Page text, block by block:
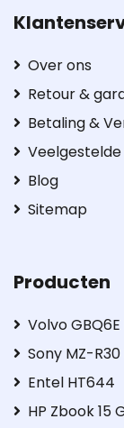
Over ons
Retour &
Betaling &
Blog
Sitemap
Producten
Volvo GBQ6E
Sony MZ-R30
Entel HT644
HP Zbook 15